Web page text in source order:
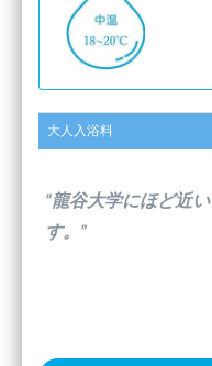
大人入浴料
”龍谷大学にほど近
す。”